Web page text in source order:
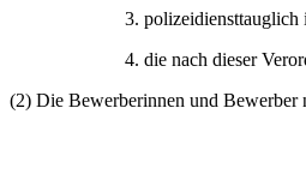
3. polizeidiensttauglich
4. die nach dieser
(2) Die Bewerberinnen und Bewerber